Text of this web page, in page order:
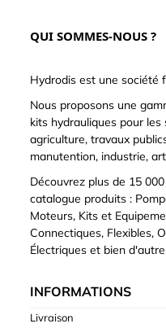
QUI SOMMES-NOUS ?
Hydrodis est une société
Nous proposons une
kits hydrauliques pour
agriculture, travaux
manutention, industrie,
Découvrez plus de 15
catalogue produits :
Moteurs, Kits et
Connectiques, Flexibles,
Électriques et bien
INFORMATIONS
Livraison